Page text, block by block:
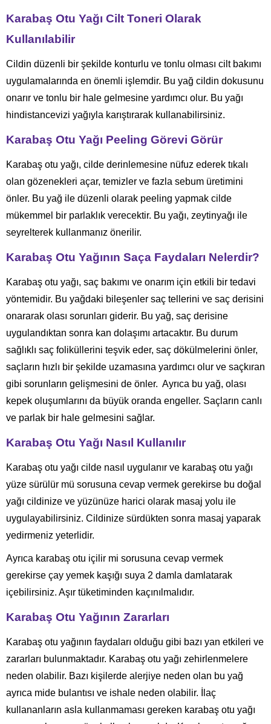
Karabaş Otu Yağı Cilt Toneri Olarak
Kullanılabilir
Cildin düzenli bir şekilde konturlu ve tonlu olması cilt bakımı
uygulamalarında en önemli işlemdir. Bu yağ cildin dokusunu
onarır ve tonlu bir hale gelmesine yardımcı olur. Bu yağı
hindistancevizi yağıyla karıştırarak kullanabilirsiniz.
Karabaş Otu Yağı Peeling Görevi Görür
Karabaş otu yağı, cilde derinlemesine nüfuz ederek tıkalı
olan gözenekleri açar, temizler ve fazla sebum üretimini
önler. Bu yağ ile düzenli olarak peeling yapmak cilde
mükemmel bir parlaklık verecektir. Bu yağı, zeytinyağı ile
seyrelterek kullanmanız önerilir.
Karabaş Otu Yağının Saça Faydaları Nelerdir?
Karabaş otu yağı, saç bakımı ve onarım için etkili bir tedavi
yöntemidir. Bu yağdaki bileşenler saç tellerini ve saç derisini
onararak olası sorunları giderir. Bu yağ, saç derisine
uygulandıktan sonra kan dolaşımı artacaktır. Bu durum
sağlıklı saç foliküllerini teşvik eder, saç dökülmelerini önler,
saçların hızlı bir şekilde uzamasına yardımcı olur ve saçkıran
gibi sorunların gelişmesini de önler. Ayrıca bu yağ, olası
kepek oluşumlarını da büyük oranda engeller. Saçların canlı
ve parlak bir hale gelmesini sağlar.
Karabaş Otu Yağı Nasıl Kullanılır
Karabaş otu yağı cilde nasıl uygulanır ve karabaş otu yağı
yüze sürülür mü sorusuna cevap vermek gerekirse bu doğal
yağı cildinize ve yüzünüze harici olarak masaj yolu ile
uygulayabilirsiniz. Cildinize sürdükten sonra masaj yaparak
yedirmeniz yeterlidir.
Ayrıca karabaş otu içilir mi sorusuna cevap vermek
gerekirse çay yemek kaşığı suya 2 damla damlatarak
içebilirsiniz. Aşır tüketiminden kaçınılmalıdır.
Karabaş Otu Yağının Zararları
Karabaş otu yağının faydaları olduğu gibi bazı yan etkileri ve
zararları bulunmaktadır. Karabaş otu yağı zehirlenmelere
neden olabilir. Bazı kişilerde alerjiye neden olan bu yağ
ayrıca mide bulantısı ve ishale neden olabilir. İlaç
kullananların asla kullanmaması gereken karabaş otu yağı